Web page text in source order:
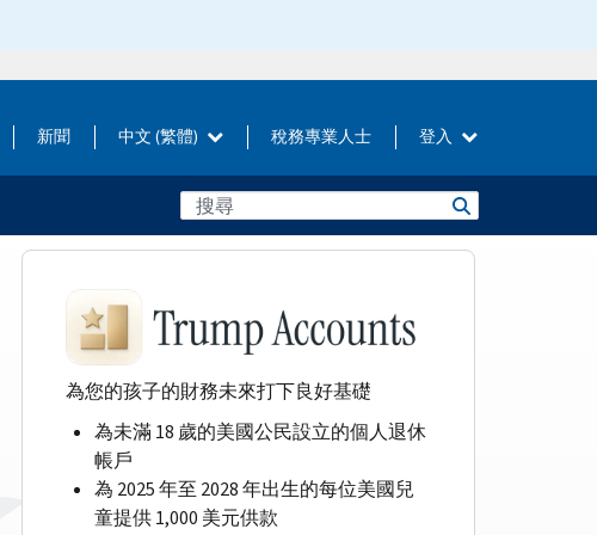
新聞 中文 (繁體) 稅務專業人士 登入
為您的孩子的財務未來打下良好基礎
為未滿 18 歲的美國公民設立的個人退休
帳戶
為 2025 年至 2028 年出生的每位美國兒
童提供 1,000 美元供款